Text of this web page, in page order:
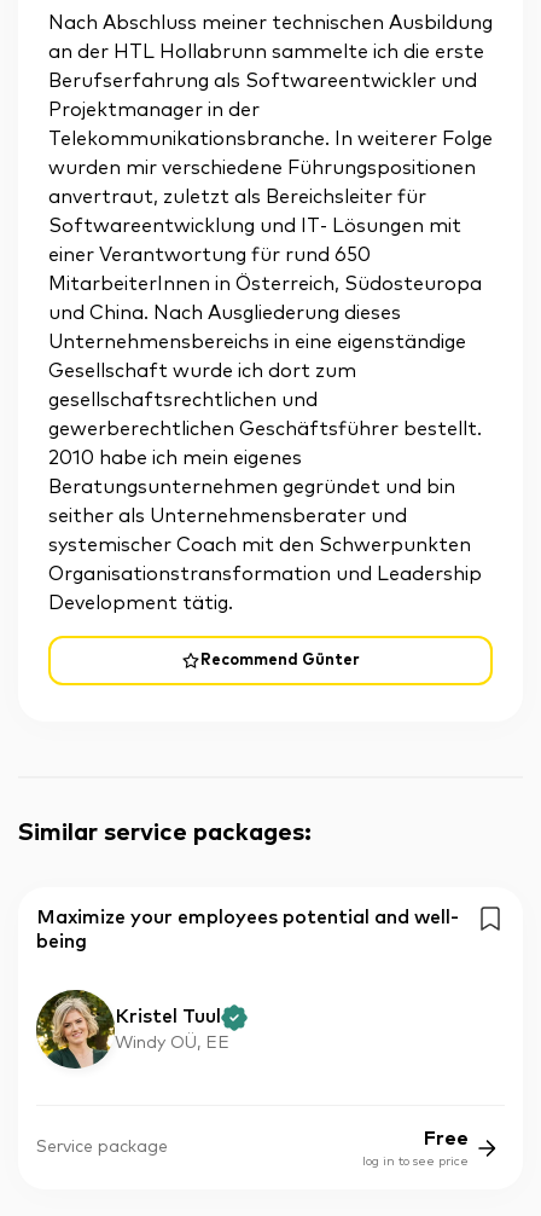
Recommend Günter
Nach Abschluss meiner technischen Ausbildung
an der HTL Hollabrunn sammelte ich die erste
Berufserfahrung als Softwareentwickler und
Projektmanager in der
Telekommunikationsbranche. In weiterer Folge
wurden mir verschiedene Führungspositionen
anvertraut, zuletzt als Bereichsleiter für
Softwareentwicklung und IT‐ Lösungen mit
einer Verantwortung für rund 650
MitarbeiterInnen in Österreich, Südosteuropa
und China. Nach Ausgliederung dieses
Unternehmensbereichs in eine eigenständige
Gesellschaft wurde ich dort zum
gesellschaftsrechtlichen und
gewerberechtlichen Geschäftsführer bestellt.
2010 habe ich mein eigenes
Beratungsunternehmen gegründet und bin
seither als Unternehmensberater und
systemischer Coach mit den Schwerpunkten
Organisationstransformation und Leadership
Development tätig.
Similar service packages:
Maximize your employees potential and well-
being
Kristel Tuul
Windy OÜ, EE
Service package Free
log in to see price